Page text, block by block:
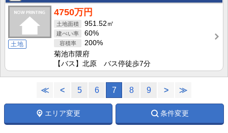
土地
4750万円
951.52㎡
60%
200%
菊池市隈府
【バス】北原 バス停徒歩7分
≪ < 5 6 7 8 9 > ≫
エリア変更 条件変更